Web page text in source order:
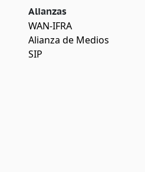
Alianzas
WAN-IFRA
Alianza de Medios
SIP